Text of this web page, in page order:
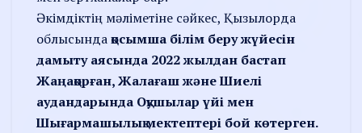
Әкімдіктің мәліметіне сәйкес, Қызылорда
облысындақосымша білім беру жүйесін
дамыту аясында 2022 жылдан бастап
Жаңақорған, Жалағаш және Шиелі
аудандарында Оқушылар үйі мен
Шығармашылық мектептері бой көтерген.